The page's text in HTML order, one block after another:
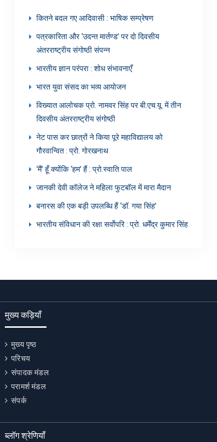
कितने बदल गए आदिवासी : भाषिक सम्प्रेषण
पत्रकारिता और ‘उदन्त मार्तण्ड’ पर दो दिवसीय
अंतरराष्ट्रीय संगोष्ठी संपन्न
भारतीय ज्ञान परंपरा : शोध संभावनाएँ
भारत युवा संसद का भव्य आयोजन
विख्यात आलोचक प्रो. नामवर सिंह पर बी.एच.यू. में तीन
दिवसीय अंतरराष्ट्रीय संगोष्ठी
नेट पास कर छात्रों ने किया पूरे महाविद्यालय को
गौरवान्वित : प्रो. गोरखनाथ
‘मैं’ हूँ क्योंकि ‘हम’ हैं : प्रो.स्वाति पाल
जानकी देवी कॉलेज ने महिला फुटबॉल में मारा मैदान
बनारस की एक बड़ी उपलब्धि हैं ‘डॉ. गया सिंह’
भारतीय संविधान की रक्षा सर्वोपरि : प्रो. धर्मेंद्र कुमार सिंह
मुख्य कड़ियाँ
मुख्य पृष्ठ
परिचय
संपादक मंडल
परामर्श मंडल
संपर्क
ब्लॉग श्रेणियाँ